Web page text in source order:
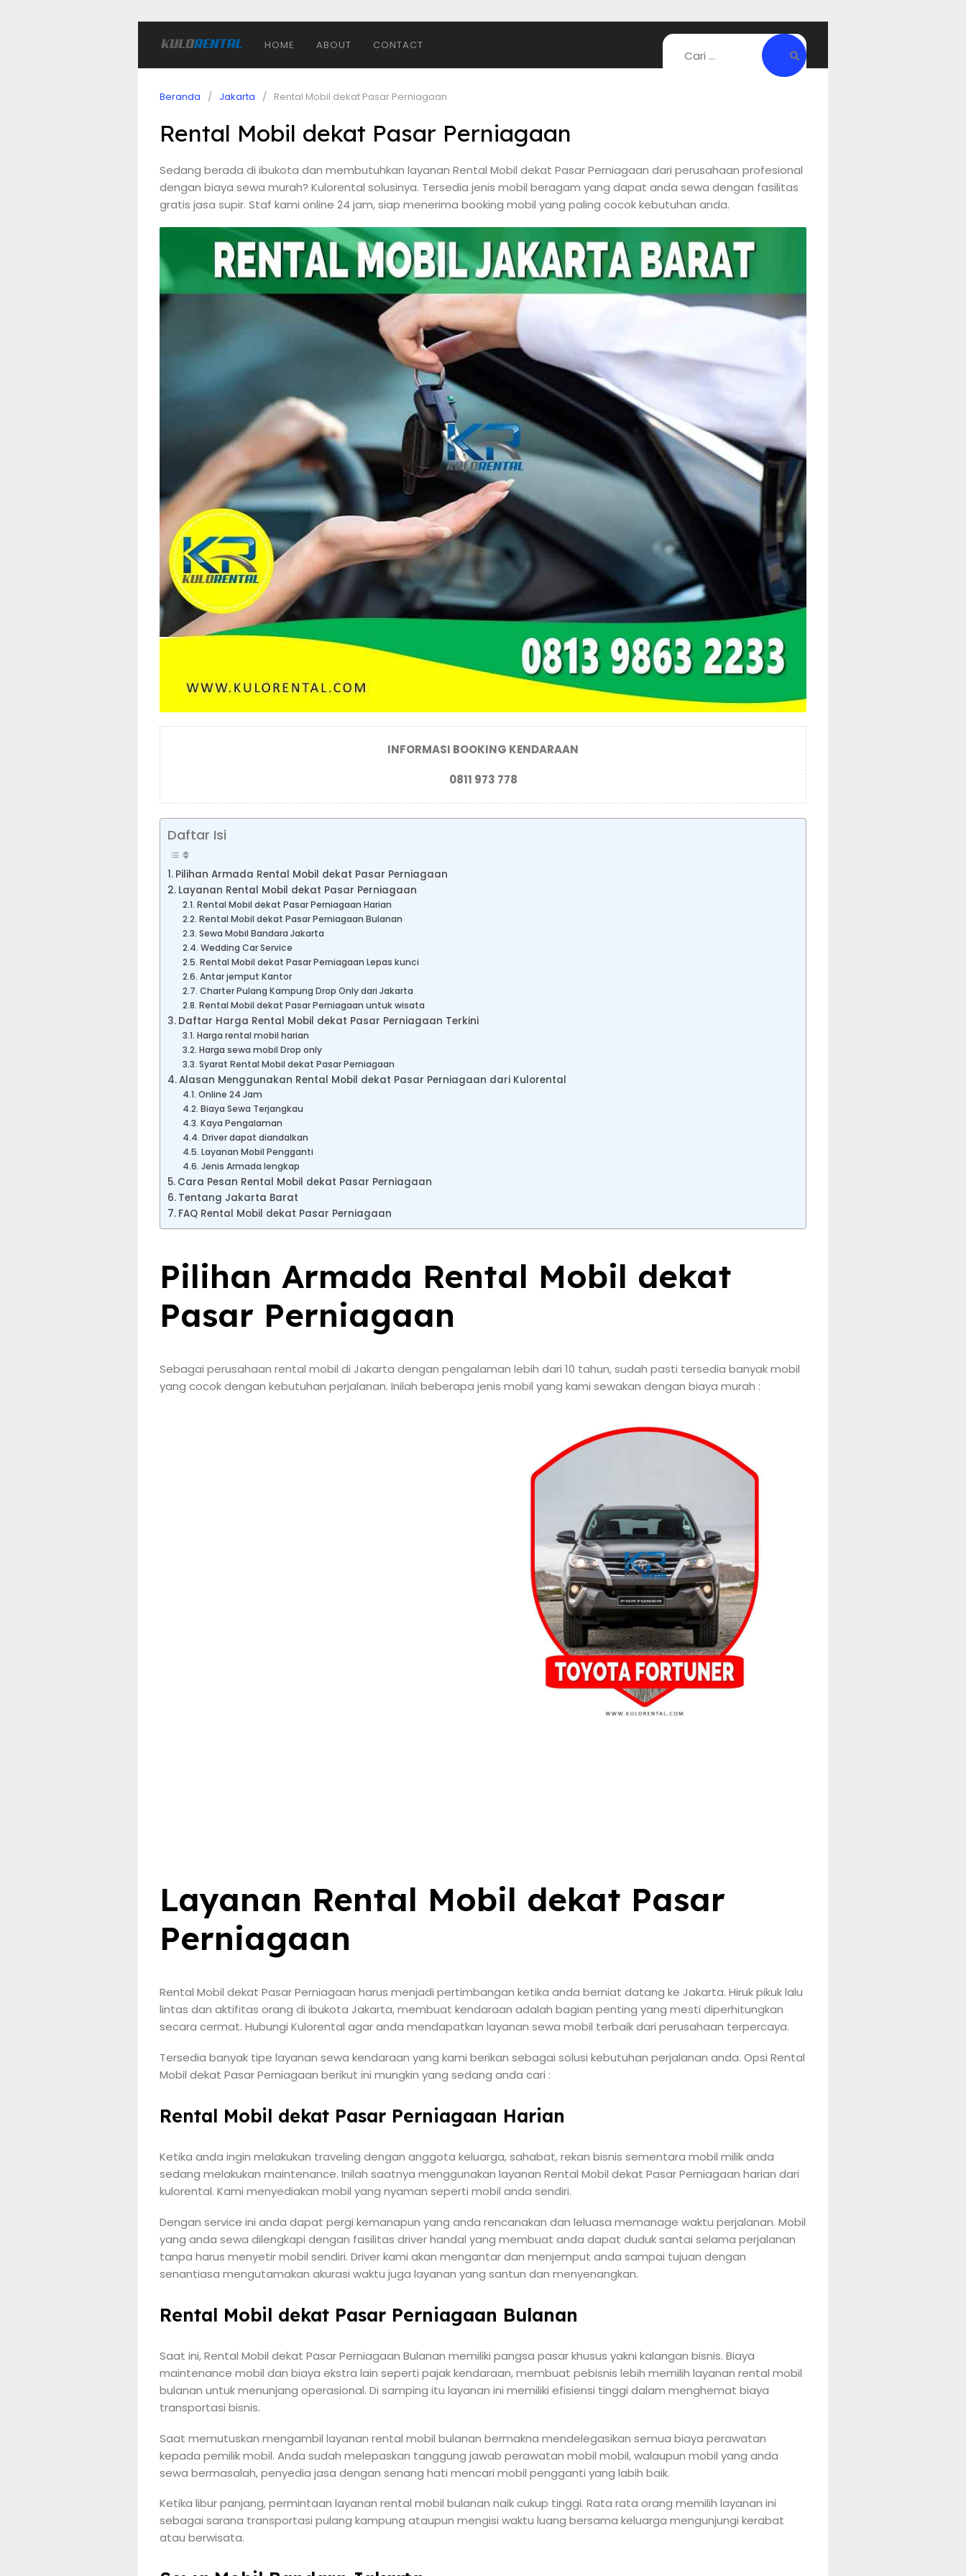
HOME ABOUT CONTACT
Beranda Jakarta Rental Mobil dekat Pasar Perniagaan
Rental Mobil dekat Pasar Perniagaan
Sedang berada di ibukota dan membutuhkan layanan Rental Mobil dekat Pasar Perniagaan dari perusahaan profesional
dengan biaya sewa murah? Kulorental solusinya. Tersedia jenis mobil beragam yang dapat anda sewa dengan fasilitas
gratis jasa supir. Staf kami online 24 jam, siap menerima booking mobil yang paling cocok kebutuhan anda.
INFORMASI BOOKING KENDARAAN
0811 973 778
Daftar Isi
Pilihan Armada Rental Mobil dekat Pasar Perniagaan
Layanan Rental Mobil dekat Pasar Perniagaan
Rental Mobil dekat Pasar Perniagaan Harian
Rental Mobil dekat Pasar Perniagaan Bulanan
Sewa Mobil Bandara Jakarta
Wedding Car Service
Rental Mobil dekat Pasar Perniagaan Lepas kunci
Antar jemput Kantor
Charter Pulang Kampung Drop Only dari Jakarta
Rental Mobil dekat Pasar Perniagaan untuk wisata
Daftar Harga Rental Mobil dekat Pasar Perniagaan Terkini
Harga rental mobil harian
Harga sewa mobil Drop only
Syarat Rental Mobil dekat Pasar Perniagaan
Alasan Menggunakan Rental Mobil dekat Pasar Perniagaan dari Kulorental
Online 24 Jam
Biaya Sewa Terjangkau
Kaya Pengalaman
Driver dapat diandalkan
Layanan Mobil Pengganti
Jenis Armada lengkap
Cara Pesan Rental Mobil dekat Pasar Perniagaan
Tentang Jakarta Barat
FAQ Rental Mobil dekat Pasar Perniagaan
Pilihan Armada Rental Mobil dekat
Pasar Perniagaan
Sebagai perusahaan rental mobil di Jakarta dengan pengalaman lebih dari 10 tahun, sudah pasti tersedia banyak mobil
yang cocok dengan kebutuhan perjalanan. Inilah beberapa jenis mobil yang kami sewakan dengan biaya murah :
Layanan Rental Mobil dekat Pasar
Perniagaan
Rental Mobil dekat Pasar Perniagaan harus menjadi pertimbangan ketika anda berniat datang ke Jakarta. Hiruk pikuk lalu
lintas dan aktifitas orang di ibukota Jakarta, membuat kendaraan adalah bagian penting yang mesti diperhitungkan
secara cermat. Hubungi Kulorental agar anda mendapatkan layanan sewa mobil terbaik dari perusahaan terpercaya.
Tersedia banyak tipe layanan sewa kendaraan yang kami berikan sebagai solusi kebutuhan perjalanan anda. Opsi Rental
Mobil dekat Pasar Perniagaan berikut ini mungkin yang sedang anda cari :
Rental Mobil dekat Pasar Perniagaan Harian
Ketika anda ingin melakukan traveling dengan anggota keluarga, sahabat, rekan bisnis sementara mobil milik anda
sedang melakukan maintenance. Inilah saatnya menggunakan layanan Rental Mobil dekat Pasar Perniagaan harian dari
kulorental. Kami menyediakan mobil yang nyaman seperti mobil anda sendiri.
Dengan service ini anda dapat pergi kemanapun yang anda rencanakan dan leluasa memanage waktu perjalanan. Mobil
yang anda sewa dilengkapi dengan fasilitas driver handal yang membuat anda dapat duduk santai selama perjalanan
tanpa harus menyetir mobil sendiri. Driver kami akan mengantar dan menjemput anda sampai tujuan dengan
senantiasa mengutamakan akurasi waktu juga layanan yang santun dan menyenangkan.
Rental Mobil dekat Pasar Perniagaan Bulanan
Saat ini, Rental Mobil dekat Pasar Perniagaan Bulanan memiliki pangsa pasar khusus yakni kalangan bisnis. Biaya
maintenance mobil dan biaya ekstra lain seperti pajak kendaraan, membuat pebisnis lebih memilih layanan rental mobil
bulanan untuk menunjang operasional. Di samping itu layanan ini memiliki efisiensi tinggi dalam menghemat biaya
transportasi bisnis.
Saat memutuskan mengambil layanan rental mobil bulanan bermakna mendelegasikan semua biaya perawatan
kepada pemilik mobil. Anda sudah melepaskan tanggung jawab perawatan mobil mobil, walaupun mobil yang anda
sewa bermasalah, penyedia jasa dengan senang hati mencari mobil pengganti yang labih baik.
Ketika libur panjang, permintaan layanan rental mobil bulanan naik cukup tinggi. Rata rata orang memilih layanan ini
sebagai sarana transportasi pulang kampung ataupun mengisi waktu luang bersama keluarga mengunjungi kerabat
atau berwisata.